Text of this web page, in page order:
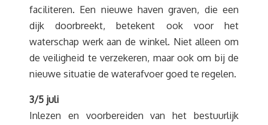
faciliteren. Een nieuwe haven graven, die een
dijk doorbreekt, betekent ook voor het
waterschap werk aan de winkel. Niet alleen om
de veiligheid te verzekeren, maar ook om bij de
nieuwe situatie de waterafvoer goed te regelen.
3/5 juli
Inlezen en voorbereiden van het bestuurlijk